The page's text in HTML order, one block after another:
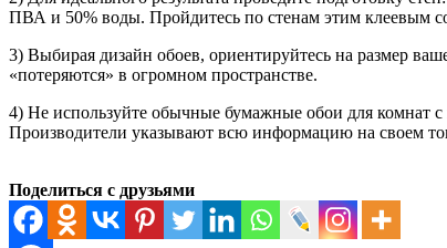
ПВА и 50% воды. Пройдитесь по стенам этим клеевым
3) Выбирая дизайн обоев, ориентируйтесь на размер
«потеряются» в огромном пространстве.
4) Не используйте обычные бумажные обои для комнат
Производители указывают всю информацию на своем
Поделиться с друзьями